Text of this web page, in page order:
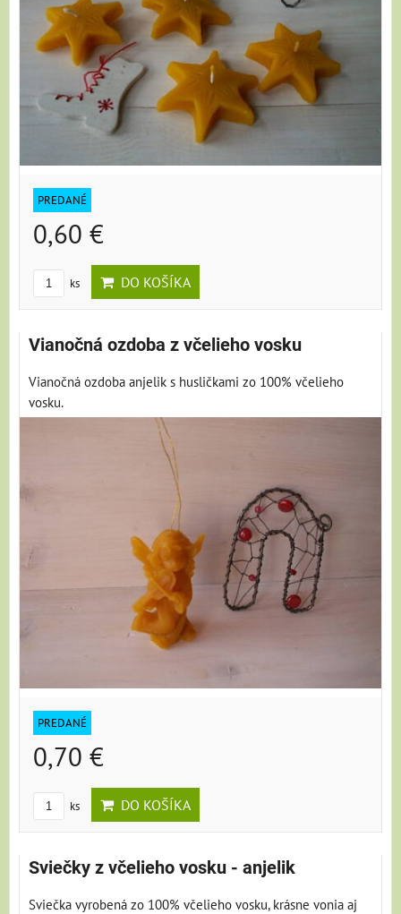
PREDANÉ
0,60 €
ks DO KOŠÍKA
Vianočná ozdoba z včelieho vosku
Vianočná ozdoba anjelik s husličkami zo 100% včelieho
vosku.
PREDANÉ
0,70 €
ks DO KOŠÍKA
Sviečky z včelieho vosku - anjelik
Sviečka vyrobená zo 100% včelieho vosku, krásne vonia aj